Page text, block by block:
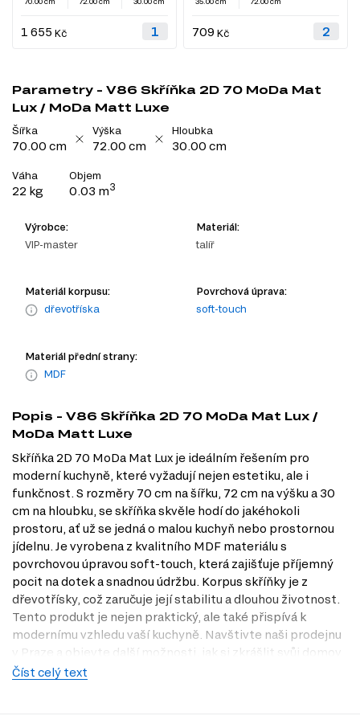
1 655 Kč 709 Kč
Parametry - V86 Skříňka 2D 70 MoDa Mat
Lux / MoDa Matt Luxe
Šířka
70.00 cm
Výška
72.00 cm
Hloubka
30.00 cm
Váha
22 kg
Objem
0.03 m3
Výrobce:
VIP-master
Materiál:
talíř
Materiál korpusu:
dřevotříska
Povrchová úprava:
soft-touch
Materiál přední strany:
MDF
Popis - V86 Skříňka 2D 70 MoDa Mat Lux /
MoDa Matt Luxe
Skříňka 2D 70 MoDa Mat Lux je ideálním řešením pro
moderní kuchyně, které vyžadují nejen estetiku, ale i
funkčnost. S rozměry 70 cm na šířku, 72 cm na výšku a 30
cm na hloubku, se skříňka skvěle hodí do jakéhokoli
prostoru, ať už se jedná o malou kuchyň nebo prostornou
jídelnu. Je vyrobena z kvalitního MDF materiálu s
povrchovou úpravou soft-touch, která zajišťuje příjemný
pocit na dotek a snadnou údržbu. Korpus skříňky je z
dřevotřísky, což zaručuje její stabilitu a dlouhou životnost.
Tento produkt je nejen praktický, ale také přispívá k
modernímu vzhledu vaší kuchyně. Navštivte naši prodejnu
v Praze a objevte další možnosti, jak si zkrášlit svůj domov
s Dubok.cz.
Číst celý text